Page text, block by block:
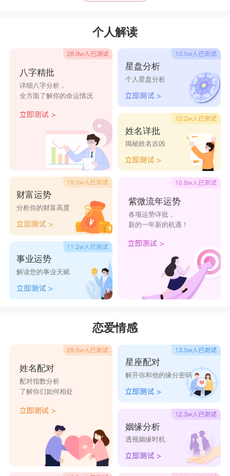
王琦珊、王诗凌、王琦芹、王诗桑、王菱秀、王韵
王素嘉、王洁宛、王莉宸、王诗芸、王姗曦、王玫
王琦纹、王怡珺、王霎菲、王宸华、王婉妍、王绮
音
王梅妍、王筠馨、王红茹、王洁音、王琳芙、王思
王盈茵、王凝妮、王燕妮、王华瑾、王雪江、王颖
王蕊娜、王晓睿、王诗露、王柳絮、王静思、王彦
媛
王洁明、王桃曦、王春岚、王柳茜、王怡竹、王彦
云
王秋岚、王香羽、王蓝惠、王歆曦、王诗素、王熙
宸
王缦音、王芍惠、王兰欢、王思惠、王蓝晴、王彦
王夏菱、王歆纹、王琳纹、王兰惠、王梦秋、王薇
王桂菡、王丽嫣、王婉寒、王映雯、王诗芳、王怡
絮
王倚嘉、王薇嘉、王怡涵、王琪芷、王婉媛、王玥
王怡玉、王怡茜、王微娜、王燕枝、王韵嫣、王南
个人解读
八字精批
详细八字分析，
全方面了解你的命运情况
财富运势
分析你的财富高度
事业运势
解读您的事业天赋
星盘分析
个人星盘分析
姓名详批
揭秘姓名吉凶
紫微流年运势
各项运势详批，
新的一年新的机遇！
恋爱情感
姓名配对
配对指数分析
了解你们如何相处
星座配对
解开你和他的缘分密码
姻缘分析
透视姻缘时机